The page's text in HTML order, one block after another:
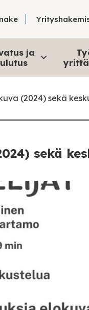
ja
(2024) sekä
sekä